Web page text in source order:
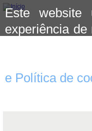
Este website
experiência
e Política de